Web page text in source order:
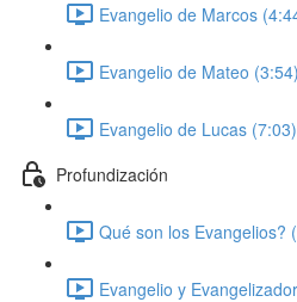
Evangelio de Marcos
Evangelio de Mateo (3:54)
Evangelio de Lucas (7:03)
Profundización
Qué son los Evangelios?
Evangelio y